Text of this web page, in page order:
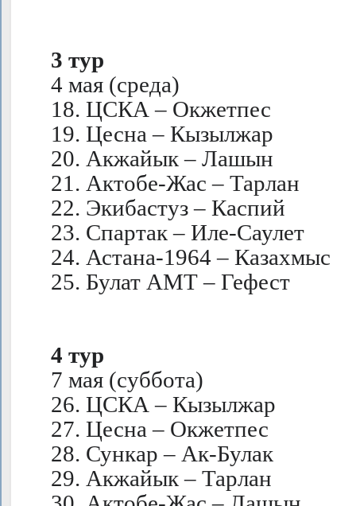
3 тур
4 мая (среда)
18. ЦСКА – Окжетпес
19. Цесна – Кызылжар
20. Акжайык – Лашын
21. Актобе-Жас – Тарлан
22. Экибастуз – Каспий
23. Спартак – Иле-Саулет
24. Астана-1964 – Казахмыс
25. Булат АМТ – Гефест
4 тур
7 мая (суббота)
26. ЦСКА – Кызылжар
27. Цесна – Окжетпес
28. Сункар – Ак-Булак
29. Акжайык – Тарлан